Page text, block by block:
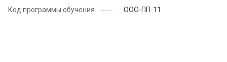
Код программы обучения
ООО-ПП-11